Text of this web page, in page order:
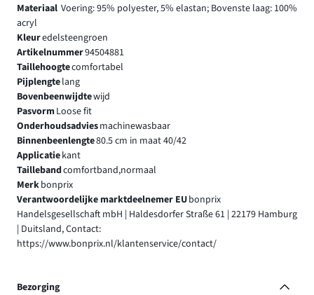
Materiaal Voering: 95% polyester, 5% elastan; Bovenste laag: 100%
acryl
Kleuredelsteengroen
Artikelnummer94504881
Taillehoogtecomfortabel
Pijplengtelang
Bovenbeenwijdtewijd
PasvormLoose fit
Onderhoudsadviesmachinewasbaar
Binnenbeenlengte80.5 cm in maat 40/42
Applicatiekant
Taillebandcomfortband,normaal
Merkbonprix
Verantwoordelijke marktdeelnemer EUbonprix
Handelsgesellschaft mbH | Haldesdorfer Straße 61 | 22179 Hamburg
| Duitsland, Contact:
https://www.bonprix.nl/klantenservice/contact/
Bezorging